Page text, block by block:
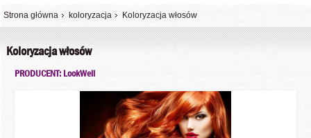
Strona główna koloryzacja Koloryzacja włosów
Koloryzacja włosów
PRODUCENT: LookWell